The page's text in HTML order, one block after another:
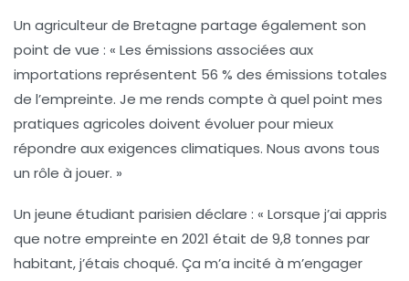
Un agriculteur de Bretagne partage également son
point de vue : « Les émissions associées aux
importations représentent 56 % des émissions totales
de l’empreinte. Je me rends compte à quel point mes
pratiques agricoles doivent évoluer pour mieux
répondre aux exigences climatiques. Nous avons tous
un rôle à jouer. »
Un jeune étudiant parisien déclare : « Lorsque j’ai appris
que notre empreinte en 2021 était de 9,8 tonnes par
habitant, j’étais choqué. Ça m’a incité à m’engager